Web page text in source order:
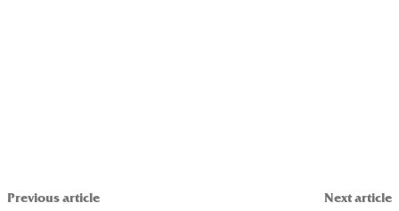
Previous article Next article